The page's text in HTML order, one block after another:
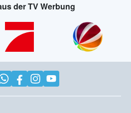
der TV Werbung